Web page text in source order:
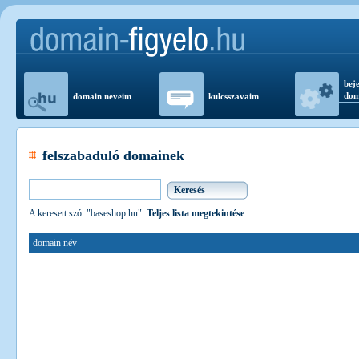
domain neveim kulcsszavaim
felszabaduló domainek
A keresett szó: "baseshop.hu". Teljes lista megtekintése
domain név